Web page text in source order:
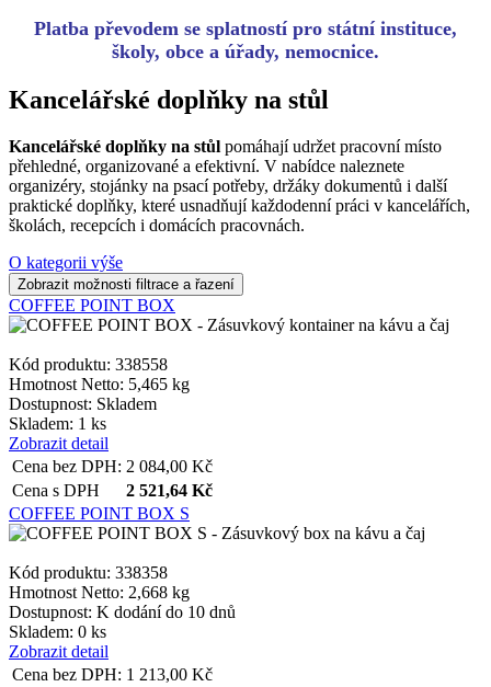
Platba převodem se splatností pro státní instituce,
školy, obce a úřady, nemocnice.
Kancelářské doplňky na stůl
Kancelářské doplňky na stůl pomáhají udržet pracovní místo
přehledné, organizované a efektivní. V nabídce naleznete
organizéry, stojánky na psací potřeby, držáky dokumentů i další
praktické doplňky, které usnadňují každodenní práci v kancelářích,
školách, recepcích i domácích pracovnách.
O kategorii výše
COFFEE POINT BOX
Kód produktu: 338558
Hmotnost Netto: 5,465 kg
Dostupnost: Skladem
Skladem: 1 ks
Zobrazit detail
Cena bez DPH: 2 084,00 Kč
Cena s DPH
2 521,64 Kč
COFFEE POINT BOX S
Kód produktu: 338358
Hmotnost Netto: 2,668 kg
Dostupnost: K dodání do 10 dnů
Skladem: 0 ks
Zobrazit detail
Cena bez DPH: 1 213,00 Kč